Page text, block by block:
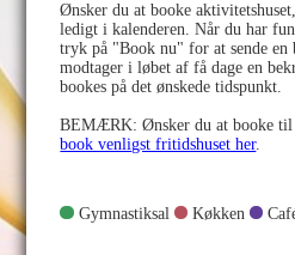
Ønsker du at booke
ledigt i kalenderen. Når du har
tryk på "Book nu" for at sende
modtager i løbet af få dage en
bookes på det ønskede tidspunkt.
BEMÆRK: Ønsker du at booke til
book venligst fritidshuset her.
Gymnastiksal Køkken